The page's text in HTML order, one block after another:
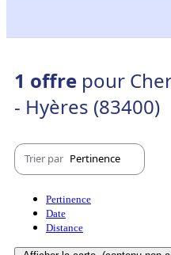
1 offre pour
- Hyères (83400)
Trier par Pertinence
Pertinence
Date
Distance